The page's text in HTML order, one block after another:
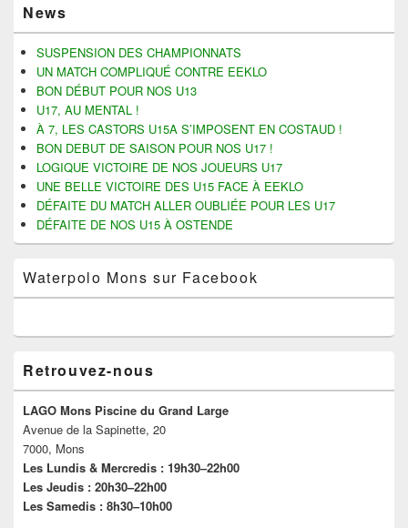
principale
de
widget
pour
barre
latérale
News
SUSPENSION DES CHAMPIONNATS
UN MATCH COMPLIQUÉ CONTRE EEKLO
BON DÉBUT POUR NOS U13
U17, AU MENTAL !
À 7, LES CASTORS U15A S’IMPOSENT EN COSTAUD !
BON DEBUT DE SAISON POUR NOS U17 !
LOGIQUE VICTOIRE DE NOS JOUEURS U17
UNE BELLE VICTOIRE DES U15 FACE À EEKLO
DÉFAITE DU MATCH ALLER OUBLIÉE POUR LES U17
DÉFAITE DE NOS U15 À OSTENDE
Waterpolo Mons sur Facebook
Retrouvez-nous
LAGO Mons Piscine du Grand Large
Avenue de la Sapinette, 20
7000, Mons
Les Lundis & Mercredis : 19h30–22h00
Les Jeudis : 20h30–22h00
Les Samedis : 8h30–10h00